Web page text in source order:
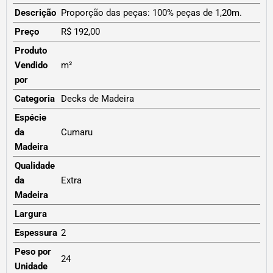
Descrição Proporção das peças: 100% peças de 1,20m.
Preço
R$ 192,00
Produto
Vendido
por
m²
Categoria
Decks de Madeira
Espécie
da
Madeira
Cumaru
Qualidade
da
Madeira
Extra
Largura
Espessura 2
Peso por
Unidade
24